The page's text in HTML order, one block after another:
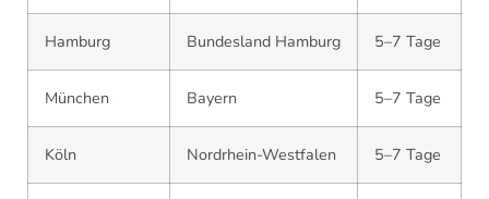
Hamburg Bundesland Hamburg 5–7 Tage
München Bayern 5–7 Tage
Köln Nordrhein-Westfalen 5–7 Tage